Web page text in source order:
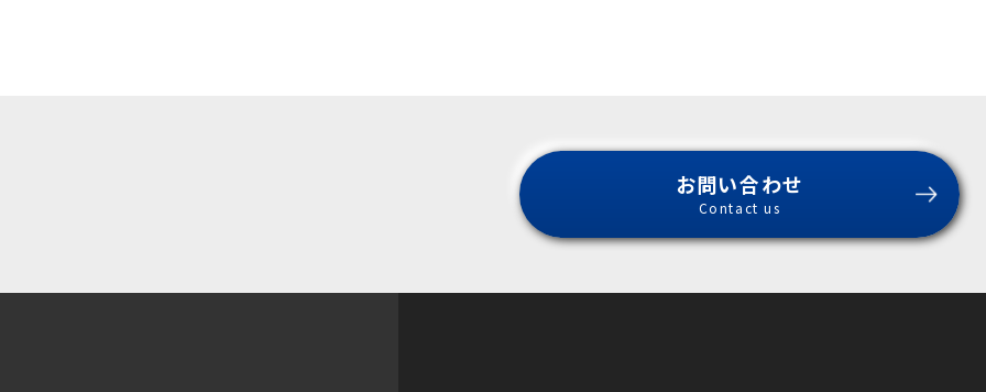
お問い合わせ
Contact us